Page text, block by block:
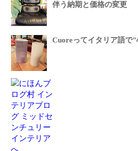
伴う納期と価格の変更
Cuoreってイタリア語で"